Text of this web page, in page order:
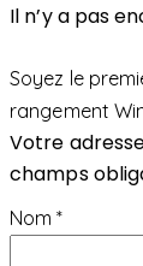
Il n’y a pas
Soyez le
rangement
Votre
champs
Nom*